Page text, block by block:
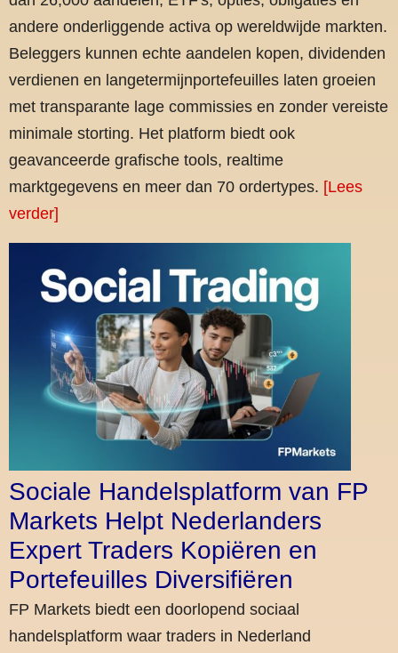
andere onderliggende activa op wereldwijde markten.
Beleggers kunnen echte aandelen kopen, dividenden
verdienen en langetermijnportefeuilles laten groeien
met transparante lage commissies en zonder vereiste
minimale storting. Het platform biedt ook
geavanceerde grafische tools, realtime
marktgegevens en meer dan 70 ordertypes. [Lees
verder]
Sociale Handelsplatform van FP
Markets Helpt Nederlanders
Expert Traders Kopiëren en
Portefeuilles Diversifiëren
FP Markets biedt een doorlopend sociaal
handelsplatform waar traders in Nederland